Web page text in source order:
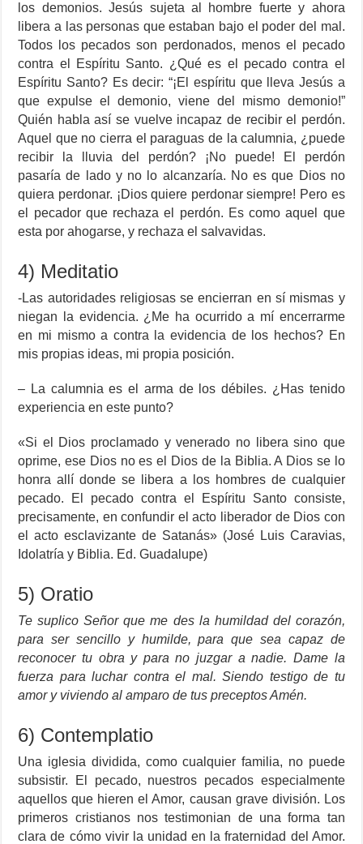
los demonios. Jesús sujeta al hombre fuerte y ahora
libera a las personas que estaban bajo el poder del mal.
Todos los pecados son perdonados, menos el pecado
contra el Espíritu Santo. ¿Qué es el pecado contra el
Espíritu Santo? Es decir: “¡El espíritu que lleva Jesús a
que expulse el demonio, viene del mismo demonio!”
Quién habla así se vuelve incapaz de recibir el perdón.
Aquel que no cierra el paraguas de la calumnia, ¿puede
recibir la lluvia del perdón? ¡No puede! El perdón
pasaría de lado y no lo alcanzaría. No es que Dios no
quiera perdonar. ¡Dios quiere perdonar siempre! Pero es
el pecador que rechaza el perdón. Es como aquel que
esta por ahogarse, y rechaza el salvavidas.
4) Meditatio
-Las autoridades religiosas se encierran en sí mismas y
niegan la evidencia. ¿Me ha ocurrido a mí encerrarme
en mi mismo a contra la evidencia de los hechos? En
mis propias ideas, mi propia posición.
– La calumnia es el arma de los débiles. ¿Has tenido
experiencia en este punto?
«Si el Dios proclamado y venerado no libera sino que
oprime, ese Dios no es el Dios de la Biblia. A Dios se lo
honra allí donde se libera a los hombres de cualquier
pecado. El pecado contra el Espíritu Santo consiste,
precisamente, en confundir el acto liberador de Dios con
el acto esclavizante de Satanás» (José Luis Caravias,
Idolatría y Biblia. Ed. Guadalupe)
5) Oratio
Te suplico Señor que me des la humildad del corazón,
para ser sencillo y humilde, para que sea capaz de
reconocer tu obra y para no juzgar a nadie. Dame la
fuerza para luchar contra el mal. Siendo testigo de tu
amor y viviendo al amparo de tus preceptos Amén.
6) Contemplatio
Una iglesia dividida, como cualquier familia, no puede
subsistir. El pecado, nuestros pecados especialmente
aquellos que hieren el Amor, causan grave división. Los
primeros cristianos nos testimonian de una forma tan
clara de cómo vivir la unidad en la fraternidad del Amor.